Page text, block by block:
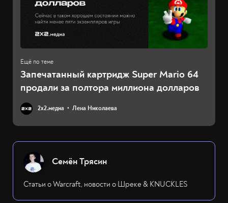
Запечатанный картридж Super Mario 64
продали за полтора миллиона долларов
2х2.медиа Лена Николаева
Семён Трясин
Статьи о Warcraft, новости о Шреке & KNUCKLES